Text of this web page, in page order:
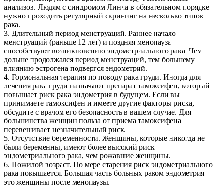
анализов. Людям с синдромом Линча в обязательном порядке
нужно проходить регулярный скрининг на несколько типов
рака.
3. Длительный период менструаций. Раннее начало
менструаций (раньше 12 лет) и поздняя менопауза
способствуют возникновению эндометриального рака. Чем
дольше продолжался период менструаций, тем большему
влиянию эстрогена подвергся эндометрий.
4. Гормональная терапия по поводу рака груди. Иногда для
лечения рака груди назначают препарат тамоксифен, который
повышает риск рака эндометрия в будущем. Если вы
принимаете тамоксифен и имеете другие факторы риска,
обсудите с врачом его безопасность в вашем случае. Для
большинства женщин польза от приема тамоксифена
перевешивает незначительный риск.
5. Отсутствие беременности. Женщины, которые никогда не
были беременны, имеют более высокий риск
эндометриального рака, чем рожавшие женщины.
6. Пожилой возраст. По мере старения риск эндометриального
рака повышается. Большая часть больных раком эндометрия –
это женщины после менопаузы.